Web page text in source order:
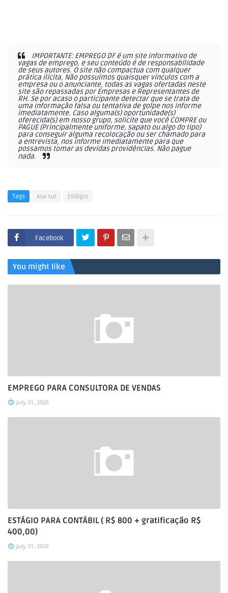
IMPORTANTE: EMPREGO DF é um site informativo de
vagas de emprego, e seu conteúdo é de responsabilidade
de seus autores. O site não compactua com qualquer
prática ilícita, Não possuímos quaisquer vínculos com a
empresa ou o anunciante, todas as vagas ofertadas neste
site são repassadas por Empresas e Representantes de
RH. Se por acaso o participante detectar que se trata de
uma informação falsa ou tentativa de golpe nos informe
imediatamente. Caso alguma(s) oportunidade(s)
oferecida(s) em nosso grupo, solicite que você COMPRE ou
PAGUE (Principalmente uniforme, sapato ou algo do tipo)
para conseguir alguma recolocação ou ser chamado para
a entrevista, nos informe imediatamente para que
possamos tomar as devidas providências. Não pague
nada.
Tags Asa sul Estágio
Facebook
You might like
EMPREGO PARA CONSULTORA DE VENDAS
July 31, 2026
ESTÁGIO PARA CONTÁBIL ( R$ 800 + gratificação R$
400,00)
July 31, 2026